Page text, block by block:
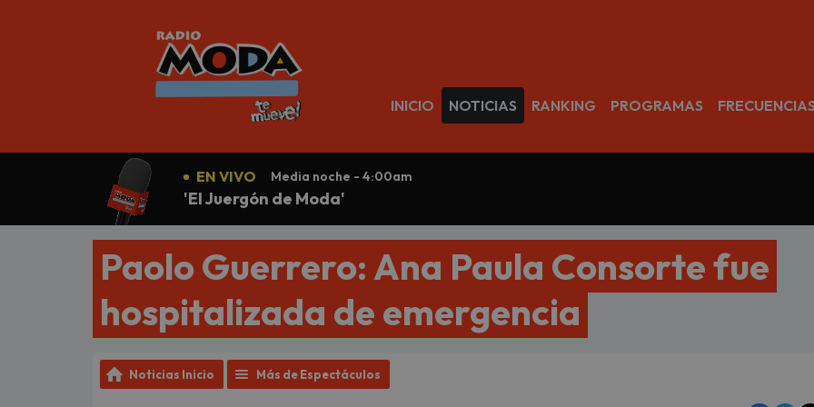
INICIO NOTICIAS RANKING PROGRAMAS FRECUENCIAS
EN VIVO Media noche - 4:00am
'El Juergón de Moda'
Paolo Guerrero: Ana Paula Consorte fue
hospitalizada de emergencia
Noticias Inicio Más de Espectáculos